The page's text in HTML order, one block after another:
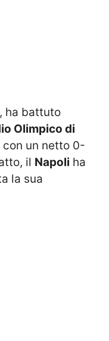
ha battuto
Olimpico di
un netto 0-
il Napoli ha
la sua